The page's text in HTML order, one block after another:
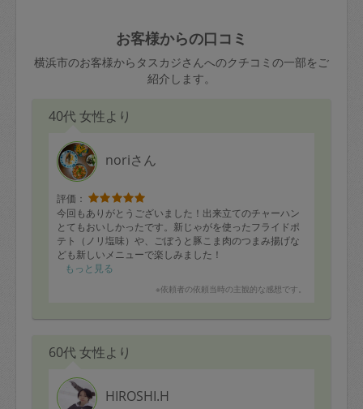
お客様からの口コミ
横浜市のお客様からタスカジさんへのクチコミの一部をご
紹介します。
40代 女性より
noriさん
評価：
今回もありがとうございました！出来立てのチャーハン
とてもおいしかったです。新じゃがを使ったフライドポ
テト（ノリ塩味）や、ごぼうと豚こま肉のつまみ揚げな
ども新しいメニューで楽しみました！
パクチーサラダもやみつきになります。
もっと見る
※依頼者の依頼当時の主観的な感想です。
60代 女性より
HIROSHI.H